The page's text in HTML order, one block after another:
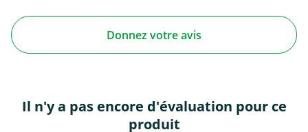
Donnez votre avis
Il n'y a pas encore d'évaluation pour ce
produit